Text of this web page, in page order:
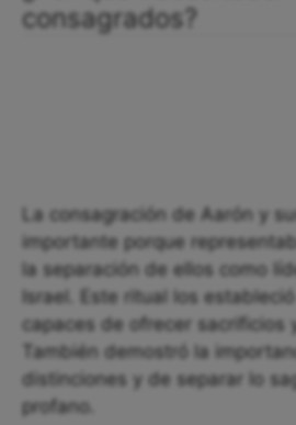
consagrados?
La consagración de Aarón y
importante porque
la separación de ellos como
Israel. Este ritual los
capaces de ofrecer sacrificios
También demostró la
distinciones y de separar lo
profano.